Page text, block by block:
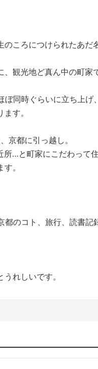
ころにつけられたあだ
観光地ど真ん中の町家
同時ぐらいに立ち上
す。
京都に引っ越し。
…と町家にこだわって
。
のコト、旅行、読書記
れしいです。